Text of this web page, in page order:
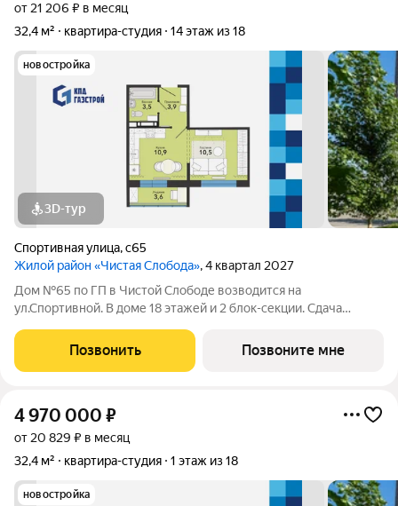
от 21 206 ₽ в месяц
32,4 м²
квартира-студия 14 этаж из 18
новостройка
3D-тур
Спортивная улица,с65
Жилой район «Чистая Слобода», 4 квартал 2027
Дом №65 по ГП в Чистой Слободе возводится на
ул.Спортивной. В доме 18 этажей и 2 блок-секции. Сдача
жителей в доме предусмотрены: видеонаблюдение в местах
общего пользования и во дворе,
Позвонить Позвоните мне
4 970 000 ₽
от 20 829 ₽ в месяц
32,4 м²
квартира-студия 1 этаж из 18
новостройка